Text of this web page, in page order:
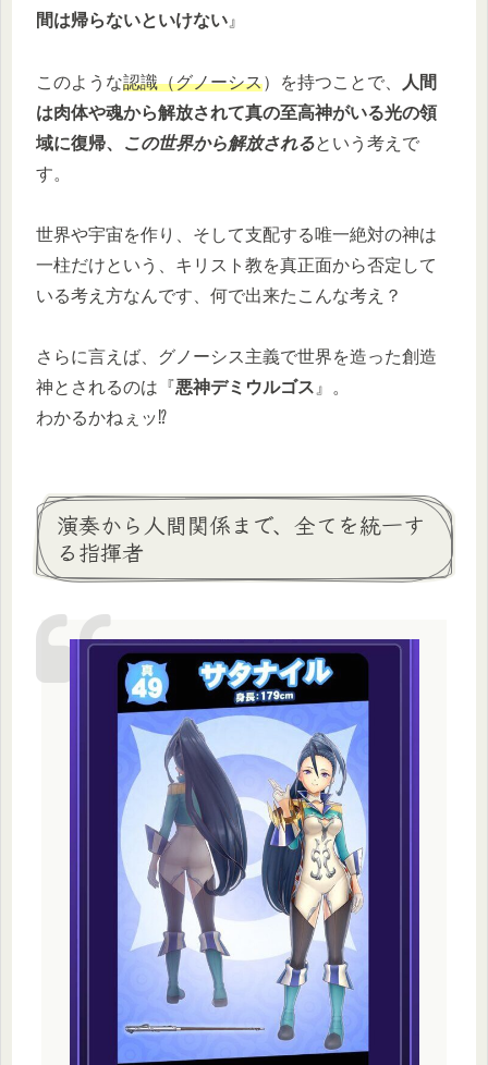
間は帰らないといけない 』
このような認識（グノーシス）を持つことで、
人間
は肉体や魂から解放されて真の至高神がいる光の領
域に復帰、
この世界から解放されるという考えで
す。
世界や宇宙を作り、そして支配する唯一絶対の神は
一柱だけという、キリスト教を真正面から否定して
いる考え方なんです、何で出来たこんな考え？
さらに言えば、グノーシス主義で世界を造った創造
神とされるのは『悪神デミウルゴス 』。
わかるかねぇッ⁉
演奏から人間関係まで、全てを統一す
る指揮者